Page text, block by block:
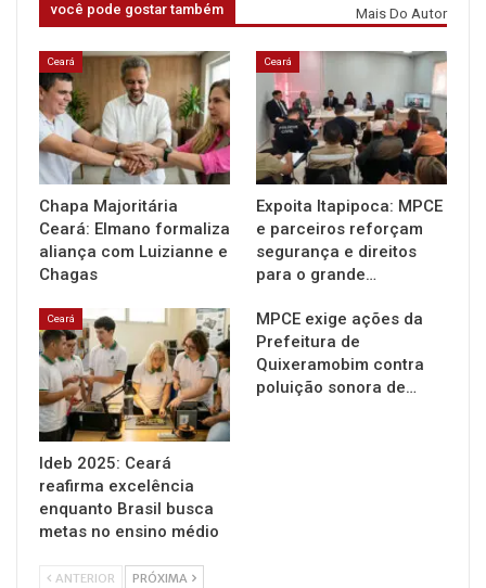
você pode gostar também Mais Do Autor
Ceará
Chapa Majoritária
Ceará: Elmano formaliza
aliança com Luizianne e
Chagas
Ceará
Expoita Itapipoca: MPCE
e parceiros reforçam
segurança e direitos
para o grande…
Ceará
Ideb 2025: Ceará
reafirma excelência
enquanto Brasil busca
metas no ensino médio
MPCE exige ações da
Prefeitura de
Quixeramobim contra
poluição sonora de…
ANTERIOR PRÓXIMA